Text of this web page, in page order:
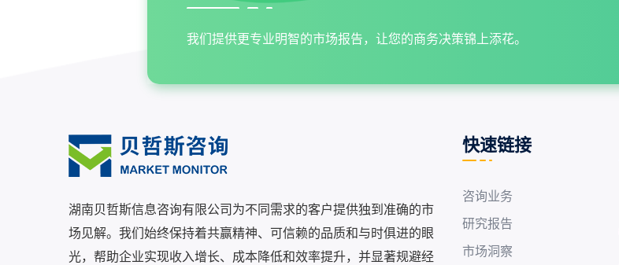
我们提供更专业明智的市场报告，让您的商务决策锦上添花。
湖南贝哲斯信息咨询有限公司为不同需求的客户提供独到准确的市
场见解。我们始终保持着共赢精神、可信赖的品质和与时俱进的眼
光，帮助企业实现收入增长、成本降低和效率提升，并显著规避经
快速链接
咨询业务
研究报告
市场洞察